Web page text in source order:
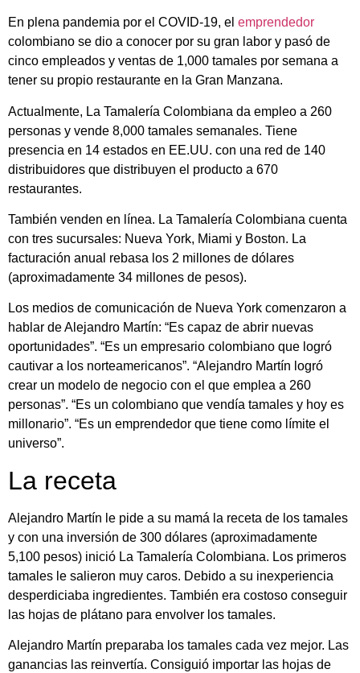
En plena pandemia por el COVID-19, el emprendedor
colombiano se dio a conocer por su gran labor y pasó de
cinco empleados y ventas de 1,000 tamales por semana a
tener su propio restaurante en la Gran Manzana.
Actualmente, La Tamalería Colombiana da empleo a 260
personas y vende 8,000 tamales semanales. Tiene
presencia en 14 estados en EE.UU. con una red de 140
distribuidores que distribuyen el producto a 670
restaurantes.
También venden en línea. La Tamalería Colombiana cuenta
con tres sucursales: Nueva York, Miami y Boston. La
facturación anual rebasa los 2 millones de dólares
(aproximadamente 34 millones de pesos).
Los medios de comunicación de Nueva York comenzaron a
hablar de Alejandro Martín: “Es capaz de abrir nuevas
oportunidades”. “Es un empresario colombiano que logró
cautivar a los norteamericanos”. “Alejandro Martín logró
crear un modelo de negocio con el que emplea a 260
personas”. “Es un colombiano que vendía tamales y hoy es
millonario”. “Es un emprendedor que tiene como límite el
universo”.
La receta
Alejandro Martín le pide a su mamá la receta de los tamales
y con una inversión de 300 dólares (aproximadamente
5,100 pesos) inició La Tamalería Colombiana. Los primeros
tamales le salieron muy caros. Debido a su inexperiencia
desperdiciaba ingredientes. También era costoso conseguir
las hojas de plátano para envolver los tamales.
Alejandro Martín preparaba los tamales cada vez mejor. Las
ganancias las reinvertía. Consiguió importar las hojas de